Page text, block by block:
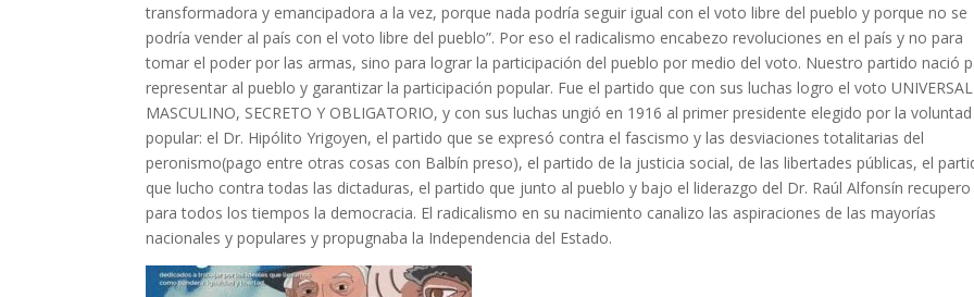
transformadora y emancipadora a la vez, porque nada podría seguir igual con el voto libre del pueblo y porque no se
podría vender al país con el voto libre del pueblo”. Por eso el radicalismo encabezo revoluciones en el país y no para
tomar el poder por las armas, sino para lograr la participación del pueblo por medio del voto. Nuestro partido nació
representar al pueblo y garantizar la participación popular. Fue el partido que con sus luchas logro el voto UNIVERSAL
MASCULINO, SECRETO Y OBLIGATORIO, y con sus luchas ungió en 1916 al primer presidente elegido por la voluntad
popular: el Dr. Hipólito Yrigoyen, el partido que se expresó contra el fascismo y las desviaciones totalitarias del
peronismo(pago entre otras cosas con Balbín preso), el partido de la justicia social, de las libertades públicas, el
que lucho contra todas las dictaduras, el partido que junto al pueblo y bajo el liderazgo del Dr. Raúl Alfonsín recupero
para todos los tiempos la democracia. El radicalismo en su nacimiento canalizo las aspiraciones de las mayorías
nacionales y populares y propugnaba la Independencia del Estado.